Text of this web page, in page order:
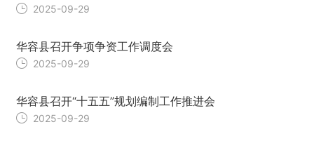
2025-09-29
华容县召开争项争资工作调度会
2025-09-29
华容县召开“十五五”规划编制工作推进会
2025-09-29